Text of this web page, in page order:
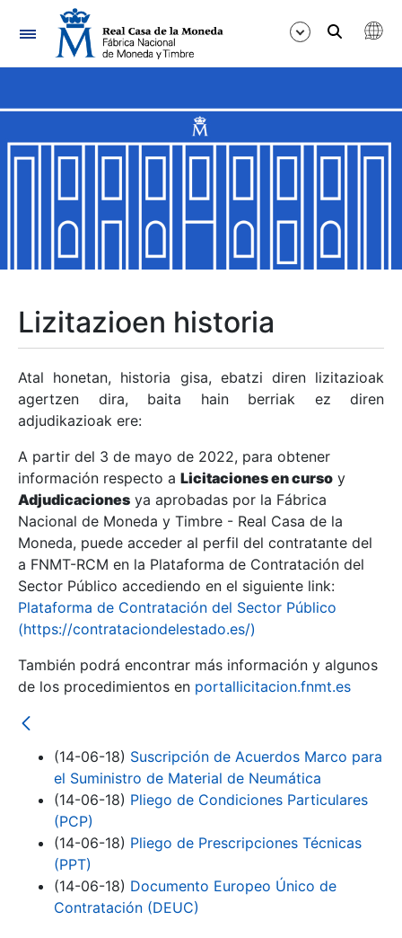
Nabigazioa
Erakutsi/Ezkutatu
Erakutsi/Ezkutatu
Erakutsi/Ezkutatu
Erakutsi/Ezkutatu
Erakutsi/Ezkutatu
Erakutsi/Ezkutatu
Erakutsi/Ezkutatu
Erakutsi/Ezkutatu
Lizitazioen historia
Atal honetan, historia gisa, ebatzi diren lizitazioak
agertzen dira, baita hain berriak ez diren
adjudikazioak ere:
A partir del 3 de mayo de 2022, para obtener
información respecto a Licitaciones en curso y
Adjudicaciones ya aprobadas por la Fábrica
Nacional de Moneda y Timbre - Real Casa de la
Moneda, puede acceder al perfil del contratante del
a FNMT-RCM en la Plataforma de Contratación del
Sector Público accediendo en el siguiente link:
Plataforma de Contratación del Sector Público
(https://contrataciondelestado.es/)
También podrá encontrar más información y algunos
de los procedimientos en portallicitacion.fnmt.es
(14-06-18) Suscripción de Acuerdos Marco para
el Suministro de Material de Neumática
(14-06-18) Pliego de Condiciones Particulares
(PCP)
(14-06-18) Pliego de Prescripciones Técnicas
(PPT)
(14-06-18) Documento Europeo Único de
Contratación (DEUC)